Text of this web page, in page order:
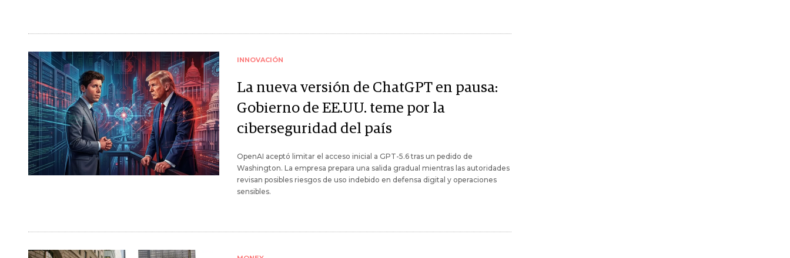
INNOVACIÓN
La nueva versión de ChatGPT en pausa:
Gobierno de EE.UU. teme por la
ciberseguridad del país
OpenAI aceptó limitar el acceso inicial a GPT-5.6 tras un pedido de
Washington. La empresa prepara una salida gradual mientras las autoridades
revisan posibles riesgos de uso indebido en defensa digital y operaciones
sensibles.